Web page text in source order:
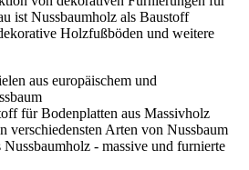
ist Nussbaumholz als Baustoff
Holzfußböden und weitere
aus europäischem und
für Bodenplatten aus Massivholz
verschiedensten Arten von Nussbaum
Nussbaumholz - massive und furnierte